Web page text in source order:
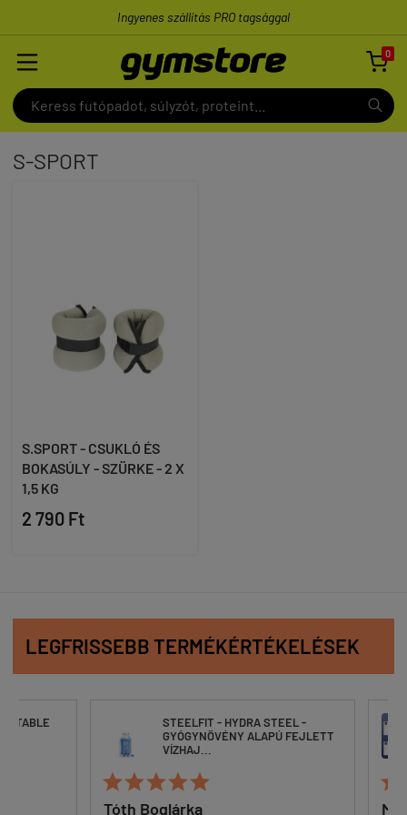
Ingyenes szállítás PRO tagsággal
0

S-SPORT
S.SPORT - CSUKLÓ ÉS
BOKASÚLY - SZÜRKE - 2 X
1,5 KG
2 790 Ft
LEGFRISSEBB TERMÉKÉRTÉKELÉSEK
STEELFIT - HYDRA STEEL -
GYÓGYNÖVÉNY ALAPÚ FEJLETT
VÍZHAJ...

Tóth Boglárka
